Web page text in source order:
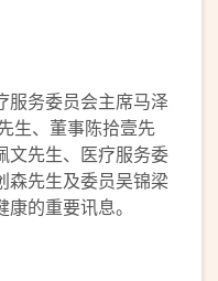
服务委员会主席马泽
生、董事陈拾壹先
文先生、医疗服务委
森先生及委员吴锦梁
的重要讯息。